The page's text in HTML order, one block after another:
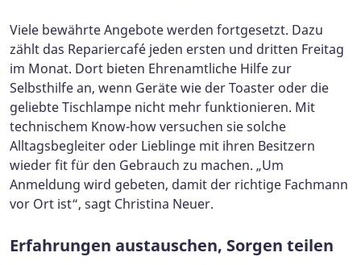
Viele bewährte Angebote werden fortgesetzt. Dazu
zählt das Repariercafé jeden ersten und dritten Freitag
im Monat. Dort bieten Ehrenamtliche Hilfe zur
Selbsthilfe an, wenn Geräte wie der Toaster oder die
geliebte Tischlampe nicht mehr funktionieren. Mit
technischem Know-how versuchen sie solche
Alltagsbegleiter oder Lieblinge mit ihren Besitzern
wieder fit für den Gebrauch zu machen. „Um
Anmeldung wird gebeten, damit der richtige Fachmann
vor Ort ist“, sagt Christina Neuer.
Erfahrungen austauschen, Sorgen teilen